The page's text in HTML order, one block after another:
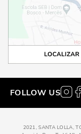
FOLLOW US
2021, SANTA LOLLA,